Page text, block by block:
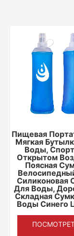
Пищевая
Мягкая
Воды,
Открытом
Поясная
Силиконовая
Для Воды,
Складная
Воды Синего